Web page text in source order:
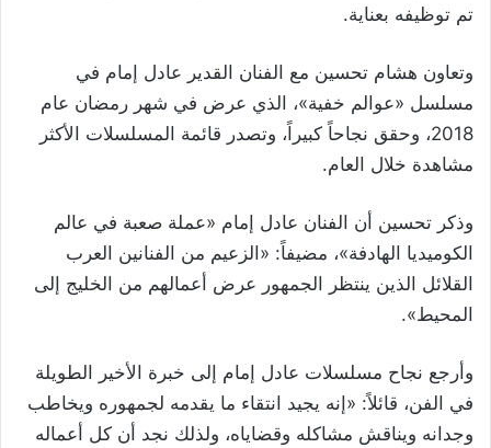
تم توظيفه بعناية.
وتعاون هشام تحسين مع الفنان القدير عادل إمام في
مسلسل «عوالم خفية»، الذي عرض في شهر رمضان عام
2018، وحقق نجاحاً كبيراً، وتصدر قائمة المسلسلات الأكثر
مشاهدة خلال العام.
وذكر تحسين أن الفنان عادل إمام «عملة صعبة في عالم
الكوميديا الهادفة»، مضيفاً: «الزعيم من الفنانين العرب
القلائل الذين ينتظر الجمهور عرض أعمالهم من الخليج إلى
المحيط».
وأرجع نجاح مسلسلات عادل إمام إلى خبرة الأخير الطويلة
في الفن، قائلاً: «إنه يجيد انتقاء ما يقدمه لجمهوره ويخاطب
وجدانه ويناقش مشاكله وقضاياه، ولذلك نجد أن كل أعماله